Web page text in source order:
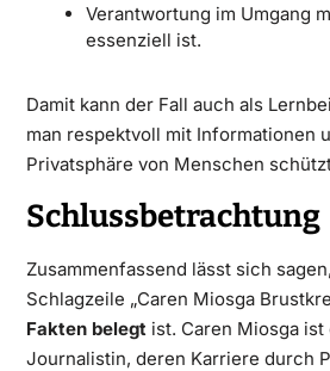
Verantwortung im Umgang
essenziell ist.
Damit kann der Fall auch als
man respektvoll mit Informationen
Privatsphäre von Menschen
Schlussbetrachtung
Zusammenfassend lässt sich
Schlagzeile „Caren Miosga
Fakten belegt ist. Caren Miosga
Journalistin, deren Karriere durch